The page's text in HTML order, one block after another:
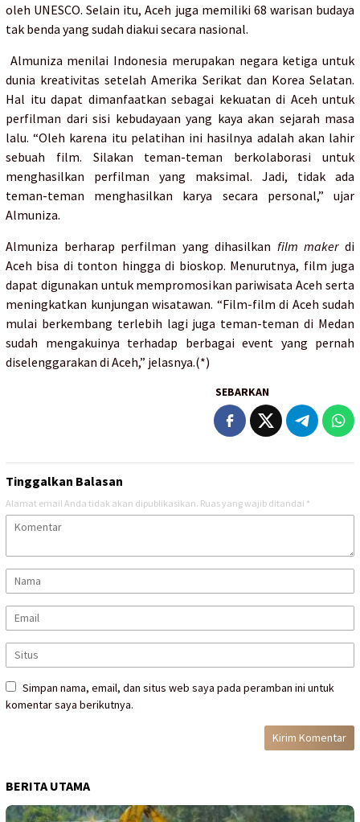
oleh UNESCO. Selain itu, Aceh juga memiliki 68 warisan budaya
tak benda yang sudah diakui secara nasional.
Almuniza menilai Indonesia merupakan negara ketiga untuk
dunia kreativitas setelah Amerika Serikat dan Korea Selatan.
Hal itu dapat dimanfaatkan sebagai kekuatan di Aceh untuk
perfilman dari sisi kebudayaan yang kaya akan sejarah masa
lalu. “Oleh karena itu pelatihan ini hasilnya adalah akan lahir
sebuah film. Silakan teman-teman berkolaborasi untuk
menghasilkan perfilman yang maksimal. Jadi, tidak ada
teman-teman menghasilkan karya secara personal,” ujar
Almuniza.
Almuniza berharap perfilman yang dihasilkan film makerdi
Aceh bisa di tonton hingga di bioskop. Menurutnya, film juga
dapat digunakan untuk mempromosikan pariwisata Aceh serta
meningkatkan kunjungan wisatawan. “Film-film di Aceh sudah
mulai berkembang terlebih lagi juga teman-teman di Medan
sudah mengakuinya terhadap berbagai event yang pernah
diselenggarakan di Aceh,” jelasnya.(*)
SEBARKAN
Tinggalkan Balasan
Alamat email Anda tidak akan dipublikasikan. Ruas yang wajib ditandai *
Simpan nama, email, dan situs web saya pada peramban ini untuk
komentar saya berikutnya.
BERITA UTAMA